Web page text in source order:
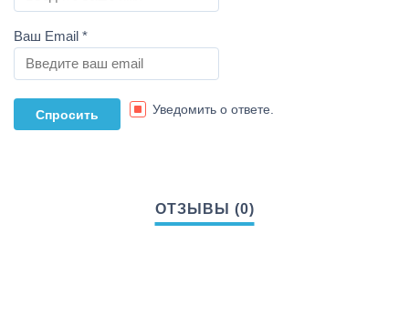
Ваш Email *
Уведомить о ответе.